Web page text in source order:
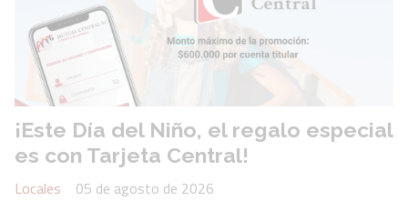
¡Este Día del Niño, el regalo especial
es con Tarjeta Central!
Locales
05 de agosto de 2026